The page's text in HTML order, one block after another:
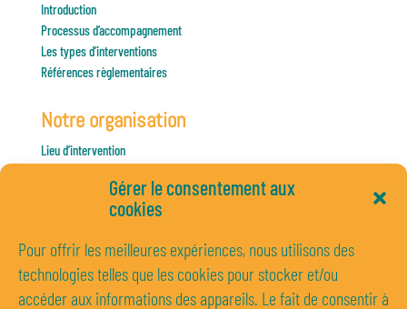
Gérer le consentement aux
cookies
Pour offrir les meilleures expériences, nous utilisons des
technologies telles que les cookies pour stocker et/ou
accéder aux informations des appareils. Le fait de consentir à
Introduction
Processus d’accompagnement
Les types d’interventions
Références règlementaires
Notre organisation
Lieu d’intervention
Nos services et missions
Nos intervenants